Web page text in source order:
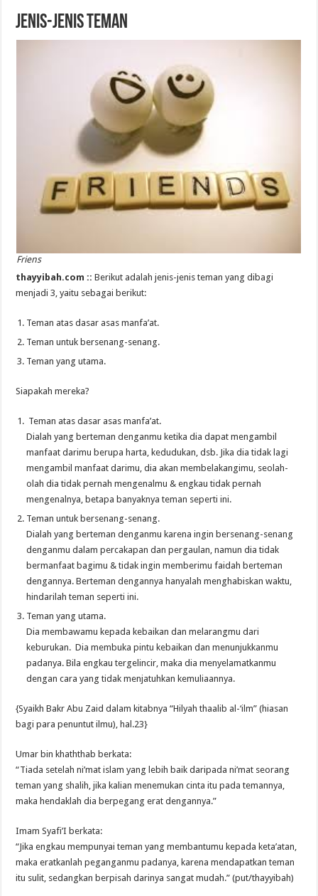
Jenis-Jenis Teman
Friens
thayyibah.com ::Berikut adalah jenis-jenis teman yang dibagi
menjadi 3, yaitu sebagai berikut:
Teman atas dasar asas manfa’at.
Teman untuk bersenang-senang.
Teman yang utama.
Siapakah mereka?
Teman atas dasar asas manfa’at.
Dialah yang berteman denganmu ketika dia dapat mengambil
manfaat darimu berupa harta, kedudukan, dsb. Jika dia tidak lagi
mengambil manfaat darimu, dia akan membelakangimu, seolah-
olah dia tidak pernah mengenalmu & engkau tidak pernah
mengenalnya, betapa banyaknya teman seperti ini.
Teman untuk bersenang-senang.
Dialah yang berteman denganmu karena ingin bersenang-senang
denganmu dalam percakapan dan pergaulan, namun dia tidak
bermanfaat bagimu & tidak ingin memberimu faidah berteman
dengannya. Berteman dengannya hanyalah menghabiskan waktu,
hindarilah teman seperti ini.
Teman yang utama.
Dia membawamu kepada kebaikan dan melarangmu dari
keburukan. Dia membuka pintu kebaikan dan menunjukkanmu
padanya. Bila engkau tergelincir, maka dia menyelamatkanmu
dengan cara yang tidak menjatuhkan kemuliaannya.
{Syaikh Bakr Abu Zaid dalam kitabnya “Hilyah thaalib al-‘ilm” (hiasan
bagi para penuntut ilmu), hal.23}
Umar bin khaththab berkata:
“Tiada setelah ni’mat islam yang lebih baik daripada ni’mat seorang
teman yang shalih, jika kalian menemukan cinta itu pada temannya,
maka hendaklah dia berpegang erat dengannya.”
Imam Syafi’I berkata:
“Jika engkau mempunyai teman yang membantumu kepada keta’atan,
maka eratkanlah peganganmu padanya, karena mendapatkan teman
itu sulit, sedangkan berpisah darinya sangat mudah.” (put/thayyibah)